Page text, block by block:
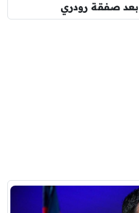
بعد صفقة رودري